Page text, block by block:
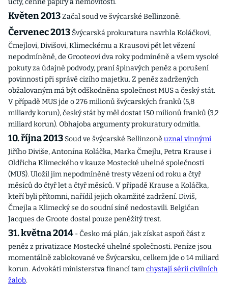
účty, cenné papíry a nemovitosti.
Květen 2013Začal soud ve švýcarské Bellinzoně.
Červenec 2013 Švýcarská prokuratura navrhla Koláčkovi,
Čmejlovi, Divišovi, Klimeckému a Krausovi pět let vězení
nepodmíněně, de Grooteovi dva roky podmíněně a všem vysoké
pokuty za údajné podvody, praní špinavých peněz a porušení
povinností při správě cizího majetku. Z peněz zadržených
obžalovaným má být odškodněna společnost MUS a český stát.
V případě MUS jde o 276 milionů švýcarských franků (5,8
miliardy korun), český stát by měl dostat 150 milionů franků (3,2
miliard korun). Obhajoba argumenty prokuratury odmítla.
10. října 2013 Soud ve švýcarské Bellinzoně uznal vinnými
Jiřího Diviše, Antonína Koláčka, Marka Čmejlu, Petra Krause i
Oldřicha Klimeckého v kauze Mostecké uhelné společnosti
(MUS). Uložil jim nepodmíněné tresty vězení od roku a čtyř
měsíců do čtyř let a čtyř měsíců. V případě Krause a Koláčka,
kteří byli přítomni, nařídil jejich okamžité zadržení. Diviš,
Čmejla a Klimecký se do soudní síně nedostavili. Belgičan
Jacques de Groote dostal pouze peněžitý trest.
31. května 2014 - Česko má plán, jak získat aspoň část z
peněz z privatizace Mostecké uhelné společnosti. Peníze jsou
momentálně zablokované ve Švýcarsku, celkem jde o 14 miliard
korun. Advokáti ministerstva financí tamchystají sérii civilních
žalob.